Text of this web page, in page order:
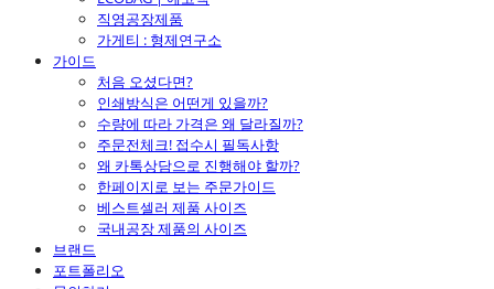
직영공장제품
가게티 : 형제연구소
가이드
처음 오셨다면?
인쇄방식은 어떤게 있을까?
수량에 따라 가격은 왜 달라질까?
주문전체크! 접수시 필독사항
왜 카톡상담으로 진행해야 할까?
한페이지로 보는 주문가이드
베스트셀러 제품 사이즈
국내공장 제품의 사이즈
브랜드
포트폴리오